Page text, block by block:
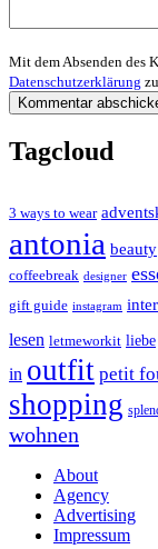
Mit dem Absenden des
Datenschutzerklärung
Tagcloud
3 ways to wear
antonia beauty
coffeebreak designer
gift guide instagram
lesen letmeworkit liebe
in outfit petit
shopping
wohnen
About
Agency
Advertising
Impressum